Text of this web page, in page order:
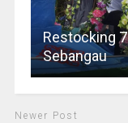
Restocking
Sebangau
Newer Post